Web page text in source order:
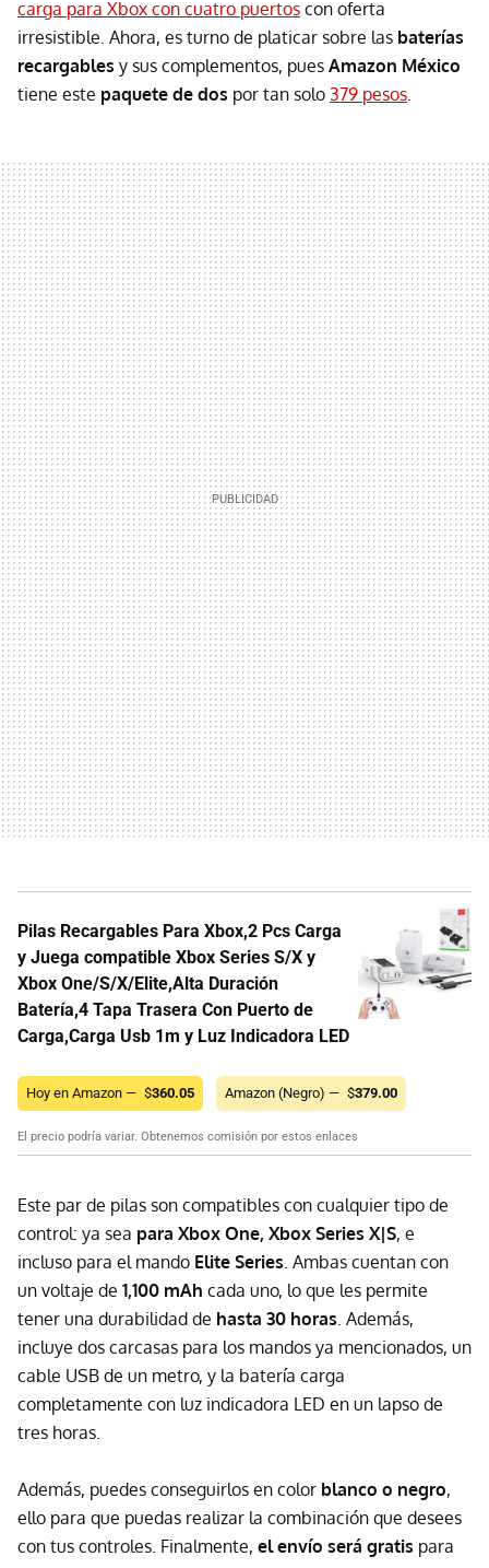
carga para Xbox con cuatro puertos con oferta
irresistible. Ahora, es turno de platicar sobre las baterías
recargables y sus complementos, pues Amazon México
tiene este paquete de dos por tan solo 379 pesos.
Pilas Recargables Para Xbox,2 Pcs Carga
y Juega compatible Xbox Series S/X y
Xbox One/S/X/Elite,Alta Duración
Batería,4 Tapa Trasera Con Puerto de
Carga,Carga Usb 1m y Luz Indicadora LED
Hoy en Amazon — $360.05 Amazon (Negro) — $379.00
El precio podría variar. Obtenemos comisión por estos enlaces
Este par de pilas son compatibles con cualquier tipo de
control: ya sea para Xbox One, Xbox Series X|S, e
incluso para el mando Elite Series. Ambas cuentan con
un voltaje de 1,100 mAh cada uno, lo que les permite
tener una durabilidad de hasta 30 horas. Además,
incluye dos carcasas para los mandos ya mencionados, un
cable USB de un metro, y la batería carga
completamente con luz indicadora LED en un lapso de
tres horas.
Además, puedes conseguirlos en color blanco o negro,
ello para que puedas realizar la combinación que desees
con tus controles. Finalmente, el envío será gratis para